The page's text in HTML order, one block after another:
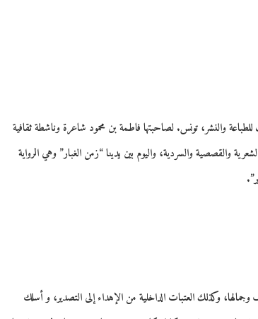
والصادرة 2023 عن دار زينب للطباعة والنشر، تونس. لصاحبتها فاطمة بن محمود شاعرة وناشطة ثقافية
والقصصية والسردية، واليوم بين يدينا “زمن الغبار” وهي الرواية
وكذلك العتبات الداخلية من الإهداء إلى التصدير، و أسلك